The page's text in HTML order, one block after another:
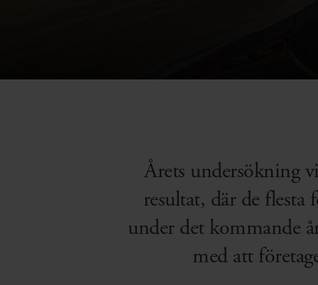
Årets undersökning
resultat, där de
under det kommande
med att